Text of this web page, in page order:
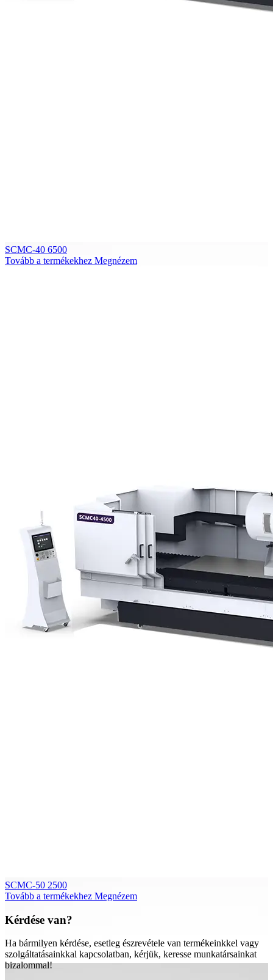
SCMC-40 6500
Tovább a termékekhez Megnézem
SCMC-50 2500
Tovább a termékekhez Megnézem
Kérdése van?
Ha bármilyen kérdése, esetleg észrevétele van termékeinkkel vagy
szolgáltatásainkkal kapcsolatban, kérjük, keresse munkatársainkat
bizalommal!